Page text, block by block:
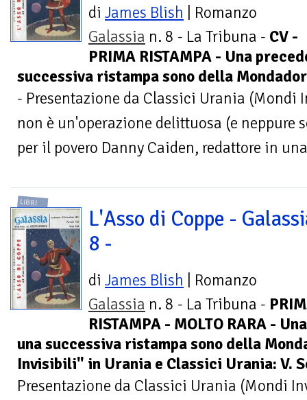
di James Blish | Romanzo
Galassia n. 8 - La Tribuna - CV -
PRIMA RISTAMPA - Una
successiva ristampa sono della
- Presentazione da Classici Urania (Mondi
non è un'operazione delittuosa (e neppure
per il povero Danny Caiden, redattore in
LIBRI
L'Asso di Coppe -
8 -
di James Blish | Romanzo
Galassia n. 8 - La Tribuna -
RISTAMPA - MOLTO RARA -
una successiva ristampa sono della
Invisibili" in Urania e Classici Urania: V.
Presentazione da Classici Urania (Mondi